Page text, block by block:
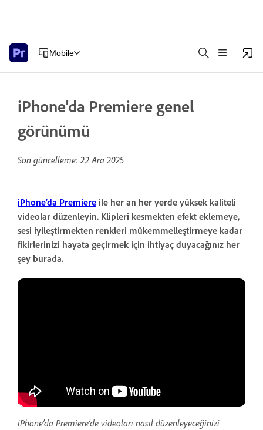
Mobile
iPhone'da Premiere genel
görünümü
Son güncelleme:22 Ara 2025
iPhone’da Premiere ile her an her yerde yüksek kaliteli
videolar düzenleyin. Klipleri kesmekten efekt eklemeye,
sesi iyileştirmekten renkleri mükemmelleştirmeye kadar
fikirlerinizi hayata geçirmek için ihtiyaç duyacağınız her
şey burada.
iPhone’da Premiere’de videoları nasıl düzenleyeceğinizi